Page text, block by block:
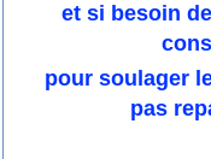
et si besoin
pour soulager
pas